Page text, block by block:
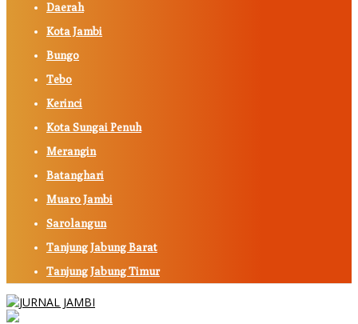
Daerah
Kota Jambi
Bungo
Tebo
Kerinci
Kota Sungai Penuh
Merangin
Batanghari
Muaro Jambi
Sarolangun
Tanjung Jabung Barat
Tanjung Jabung Timur